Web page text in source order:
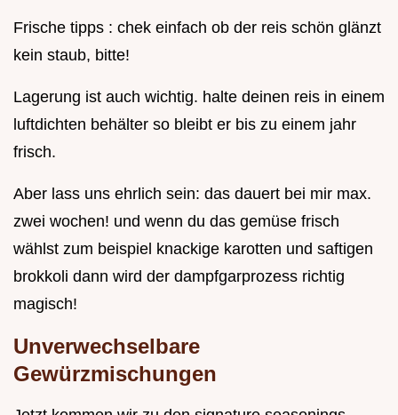
Frische tipps : chek einfach ob der reis schön glänzt
kein staub, bitte!
Lagerung ist auch wichtig. halte deinen reis in einem
luftdichten behälter so bleibt er bis zu einem jahr
frisch.
Aber lass uns ehrlich sein: das dauert bei mir max.
zwei wochen! und wenn du das gemüse frisch
wählst zum beispiel knackige karotten und saftigen
brokkoli dann wird der dampfgarprozess richtig
magisch!
Unverwechselbare
Gewürzmischungen